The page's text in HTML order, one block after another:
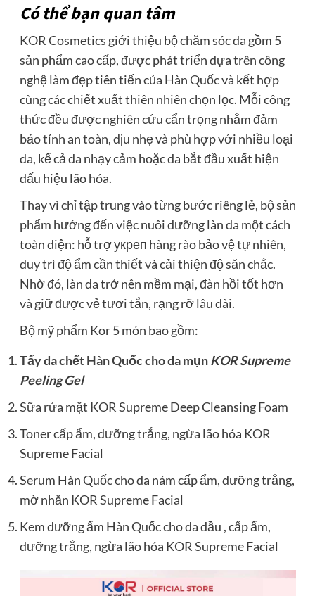
Có thể bạn quan tâm
KOR Cosmetics giới thiệu bộ chăm sóc da gồm 5
sản phẩm cao cấp, được phát triển dựa trên công
nghệ làm đẹp tiên tiến của Hàn Quốc và kết hợp
cùng các chiết xuất thiên nhiên chọn lọc. Mỗi công
thức đều được nghiên cứu cẩn trọng nhằm đảm
bảo tính an toàn, dịu nhẹ và phù hợp với nhiều loại
da, kể cả da nhạy cảm hoặc da bắt đầu xuất hiện
dấu hiệu lão hóa.
Thay vì chỉ tập trung vào từng bước riêng lẻ, bộ sản
phẩm hướng đến việc nuôi dưỡng làn da một cách
toàn diện: hỗ trợ укреп hàng rào bảo vệ tự nhiên,
duy trì độ ẩm cần thiết và cải thiện độ săn chắc.
Nhờ đó, làn da trở nên mềm mại, đàn hồi tốt hơn
và giữ được vẻ tươi tắn, rạng rỡ lâu dài.
Bộ mỹ phẩm Kor 5 món bao gồm:
Tẩy da chết Hàn Quốc cho da mụn KOR Supreme
Peeling Gel
Sữa rửa mặt KOR Supreme Deep Cleansing Foam
Toner cấp ẩm, dưỡng trắng, ngừa lão hóa KOR
Supreme Facial
Serum Hàn Quốc cho da nám cấp ẩm, dưỡng trắng,
mờ nhăn KOR Supreme Facial
Kem dưỡng ẩm Hàn Quốc cho da dầu , cấp ẩm,
dưỡng trắng, ngừa lão hóa KOR Supreme Facial